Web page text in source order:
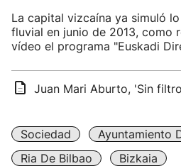
La capital vizcaína ya simuló
fluvial en junio de 2013, como
vídeo el programa "Euskadi
Juan Mari Aburto, 'Sin
Sociedad Ayuntamiento
Ria De Bilbao
Bizkaia